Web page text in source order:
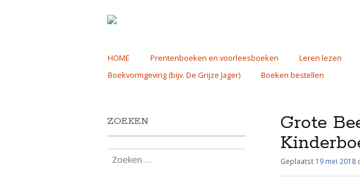
Skip
to
content
HOME Prentenboeken en voorleesboeken Leren lezen
Boekvormgeving (bijv. De Grijze Jager)
Boeken bestellen
Grote
Geplaatst 19 mei 2018
ZOEKEN
naar: